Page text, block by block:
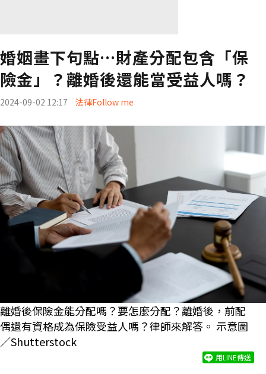
婚姻畫下句點…財產分配包含「保
險金」？離婚後還能當受益人嗎？
2024-09-02 12:17 法律Follow me
離婚後保險金能分配嗎？要怎麼分配？離婚後，前配
偶還有資格成為保險受益人嗎？律師來解答。 示意圖
／Shutterstock
用LINE傳送